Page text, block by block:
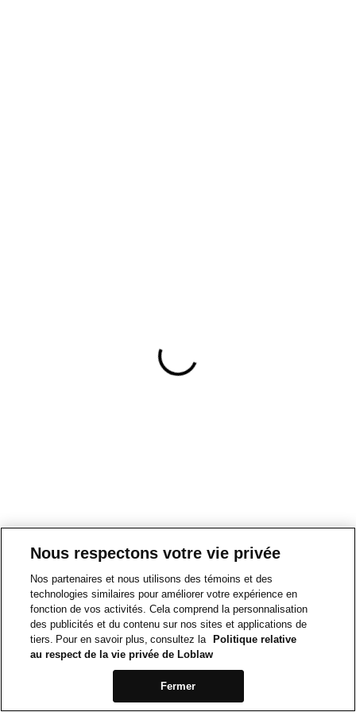
Nous respectons votre vie privée
Nos partenaires et nous utilisons des témoins et des
technologies similaires pour améliorer votre expérience en
fonction de vos activités. Cela comprend la personnalisation
des publicités et du contenu sur nos sites et applications de
tiers. Pour en savoir plus, consultez la
Politique relative
au respect de la vie privée de Loblaw
Fermer